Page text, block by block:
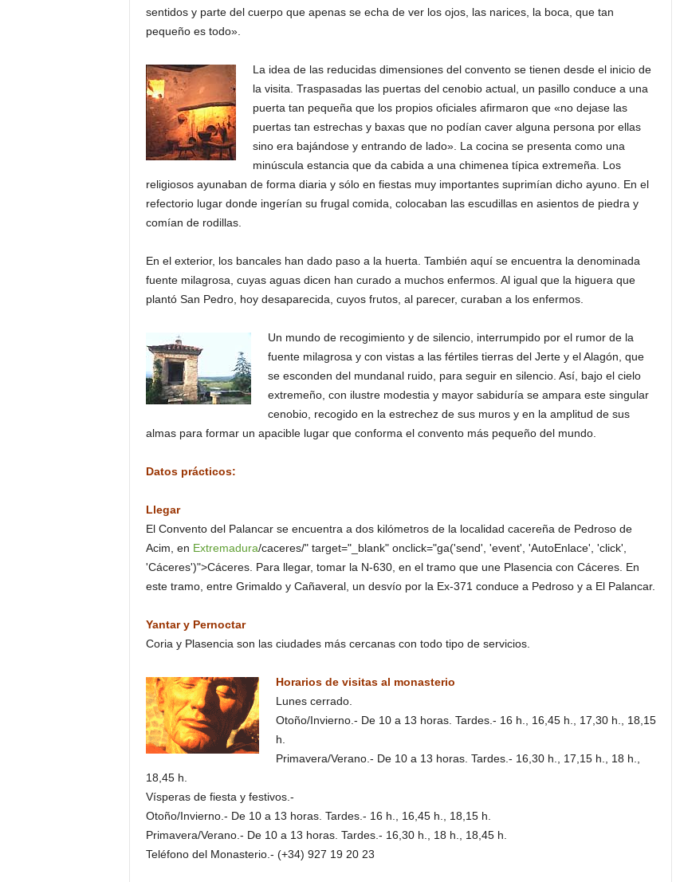
sentidos y parte del cuerpo que apenas se echa de ver los ojos, las narices, la boca, que tan
pequeño es todo».
La idea de las reducidas dimensiones del convento se tienen desde el inicio de
la visita. Traspasadas las puertas del cenobio actual, un pasillo conduce a una
puerta tan pequeña que los propios oficiales afirmaron que «no dejase las
puertas tan estrechas y baxas que no podían caver alguna persona por ellas
sino era bajándose y entrando de lado». La cocina se presenta como una
minúscula estancia que da cabida a una chimenea típica extremeña. Los
religiosos ayunaban de forma diaria y sólo en fiestas muy importantes suprimían dicho ayuno. En el
refectorio lugar donde ingerían su frugal comida, colocaban las escudillas en asientos de piedra y
comían de rodillas.
En el exterior, los bancales han dado paso a la huerta. También aquí se encuentra la denominada
fuente milagrosa, cuyas aguas dicen han curado a muchos enfermos. Al igual que la higuera que
plantó San Pedro, hoy desaparecida, cuyos frutos, al parecer, curaban a los enfermos.
Un mundo de recogimiento y de silencio, interrumpido por el rumor de la
fuente milagrosa y con vistas a las fértiles tierras del Jerte y el Alagón, que
se esconden del mundanal ruido, para seguir en silencio. Así, bajo el cielo
extremeño, con ilustre modestia y mayor sabiduría se ampara este singular
cenobio, recogido en la estrechez de sus muros y en la amplitud de sus
almas para formar un apacible lugar que conforma el convento más pequeño del mundo.
Datos prácticos:
Llegar
El Convento del Palancar se encuentra a dos kilómetros de la localidad cacereña de Pedroso de
Acim, en Extremadura/caceres/" target="_blank" onclick="ga('send', 'event', 'AutoEnlace', 'click',
'Cáceres')">Cáceres. Para llegar, tomar la N-630, en el tramo que une Plasencia con Cáceres. En
este tramo, entre Grimaldo y Cañaveral, un desvío por la Ex-371 conduce a Pedroso y a El Palancar.
Yantar y Pernoctar
Coria y Plasencia son las ciudades más cercanas con todo tipo de servicios.
Horarios de visitas al monasterio
Lunes cerrado.
Otoño/Invierno.- De 10 a 13 horas. Tardes.- 16 h., 16,45 h., 17,30 h., 18,15
h.
Primavera/Verano.- De 10 a 13 horas. Tardes.- 16,30 h., 17,15 h., 18 h.,
18,45 h.
Vísperas de fiesta y festivos.-
Otoño/Invierno.- De 10 a 13 horas. Tardes.- 16 h., 16,45 h., 18,15 h.
Primavera/Verano.- De 10 a 13 horas. Tardes.- 16,30 h., 18 h., 18,45 h.
Teléfono del Monasterio.- (+34) 927 19 20 23